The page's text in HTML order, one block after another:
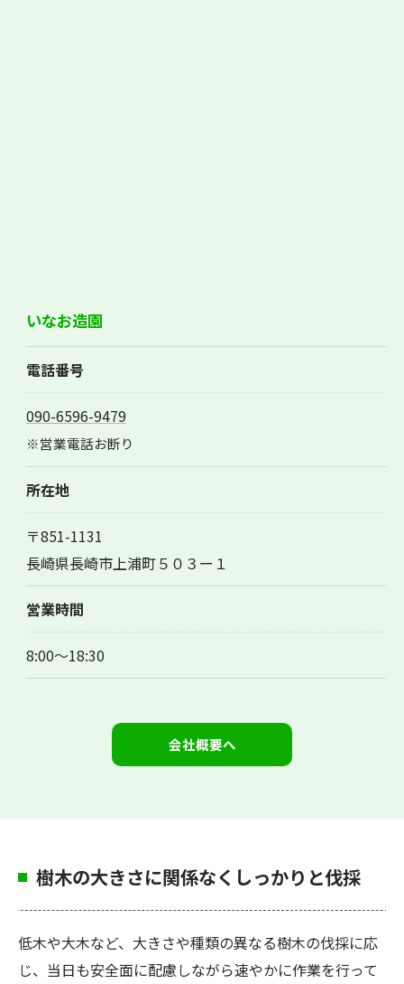
いなお造園
電話番号
090-6596-9479
※営業電話お断り
所在地
〒851-1131
長崎県長崎市上浦町５０３ー１
営業時間
8:00～18:30
会社概要へ
樹木の大きさに関係なくしっかりと伐採
低木や大木など、大きさや種類の異なる樹木の伐採に応
じ、当日も安全面に配慮しながら速やかに作業を行って
お問い合わせはこちら